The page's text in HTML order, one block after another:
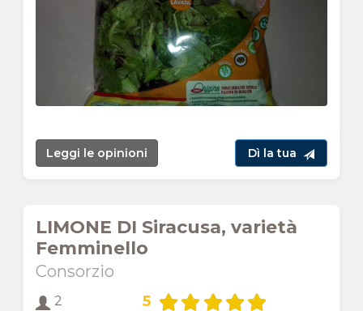
Leggi le opinioni Dì la tua
LIMONE DI Siracusa, varietà
Femminello
Consorzio
2 5